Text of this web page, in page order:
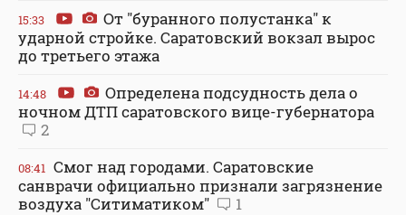
15:33
От "буранного полустанка" к
ударной стройке. Саратовский вокзал вырос
до третьего этажа
14:48
Определена подсудность дела о
ночном ДТП саратовского вице-губернатора
2
08:41 Смог над городами. Саратовские
санврачи официально признали загрязнение
воздуха "Ситиматиком"
1